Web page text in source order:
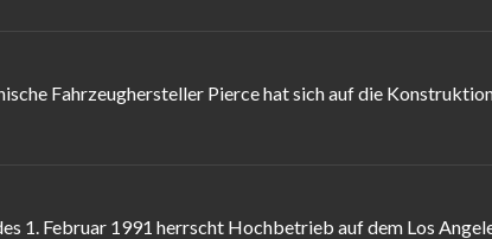
Fahrzeughersteller Pierce hat sich auf die
1. Februar 1991 herrscht Hochbetrieb auf dem Los